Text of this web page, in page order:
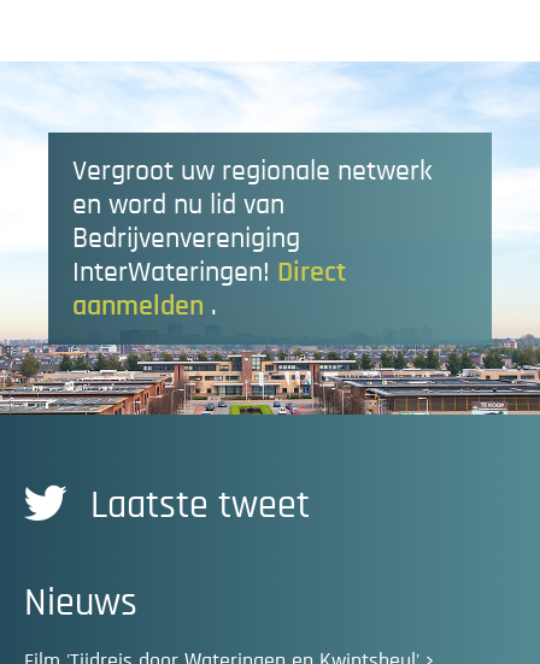
Vergroot uw regionale netwerk
en word nu lid van
Bedrijvenvereniging
InterWateringen! Direct
aanmelden .
Laatste tweet
Nieuws